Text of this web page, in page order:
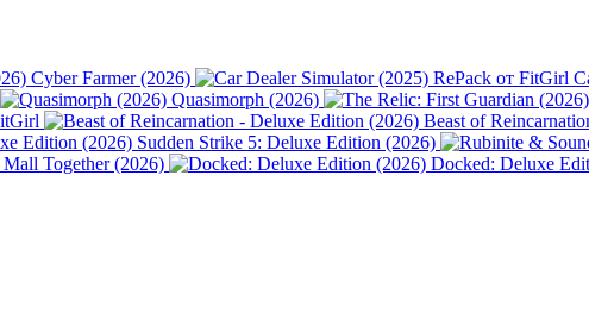
Cyber Farmer (2026)
Quasimorph (2026)
Beast of
Sudden Strike 5: Deluxe Edition (2026)
Mall Together (2026) Docked: Deluxe